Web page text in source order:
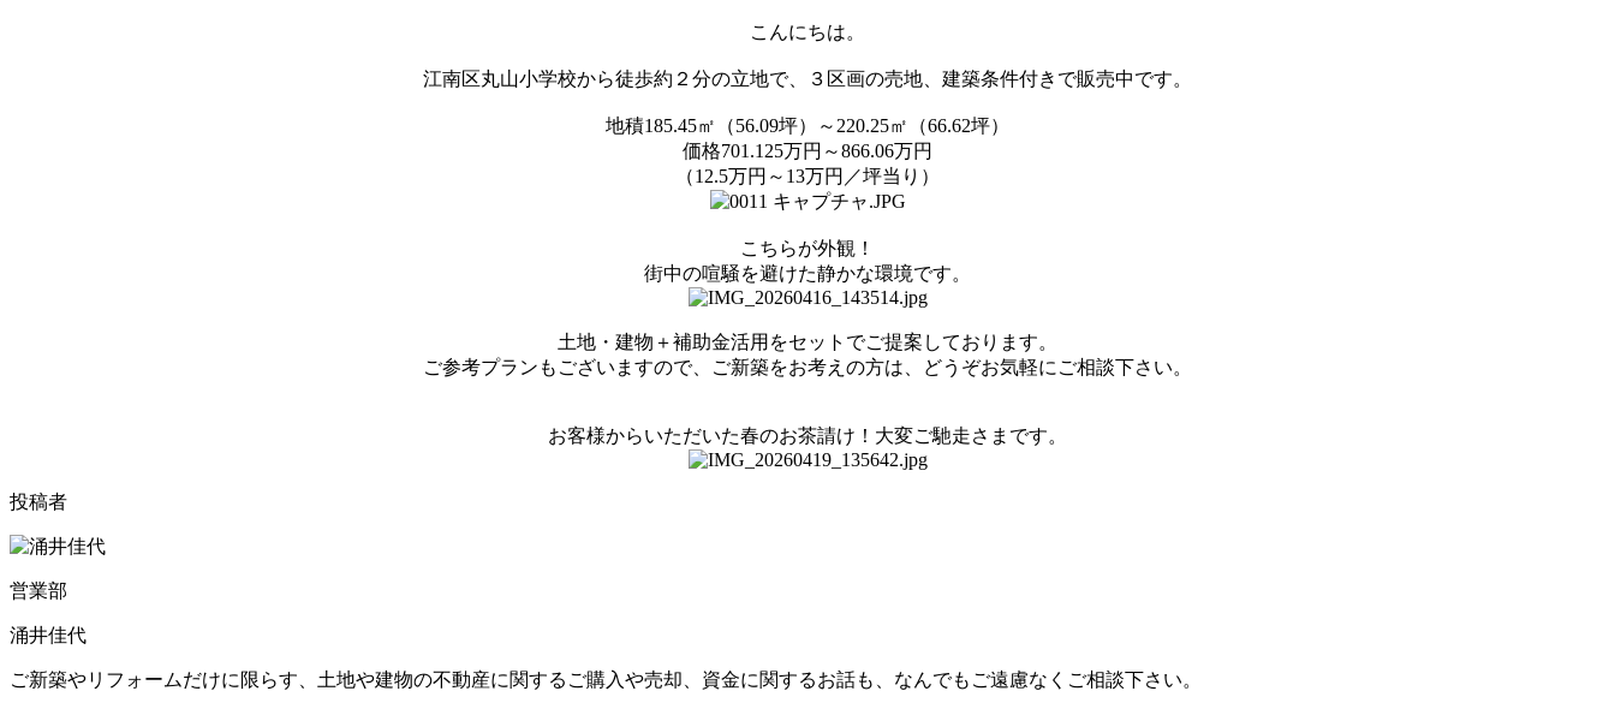
こんにちは。
江南区丸山小学校から徒歩約２分の立地で、３区画の売地、建築条件付きで販売中です。
地積185.45㎡（56.09坪）～220.25㎡（66.62坪）
価格701.125万円～866.06万円
（12.5万円～13万円／坪当り）
こちらが外観！
街中の喧騒を避けた静かな環境です。
土地・建物＋補助金活用をセットでご提案しております。
ご参考プランもございますので、ご新築をお考えの方は、どうぞお気軽にご相談下さい。
お客様からいただいた春のお茶請け！大変ご馳走さまです。
投稿者
営業部
涌井佳代
ご新築やリフォームだけに限らす、土地や建物の不動産に関するご購入や売却、資金に関するお話も、なんでもご遠慮なくご相談下さい。